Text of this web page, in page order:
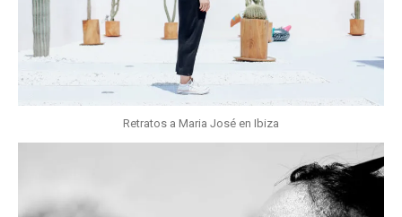
Retratos a Maria José en Ibiza